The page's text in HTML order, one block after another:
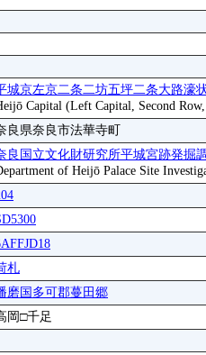
城京左京二条二坊五坪二条大路濠
Capital (Left Capital, Second
良県奈良市法華寺町
良国立文化財研究所平城宮跡発掘
of Heijō Palace Site
札
磨国多可郡蔓田郷
岡□千足